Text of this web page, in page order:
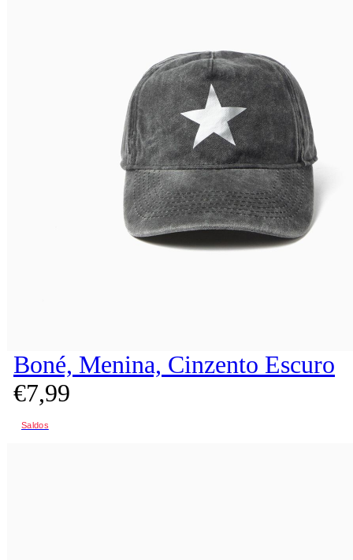
Boné, Menina, Cinzento Escuro
€7,99
Saldos